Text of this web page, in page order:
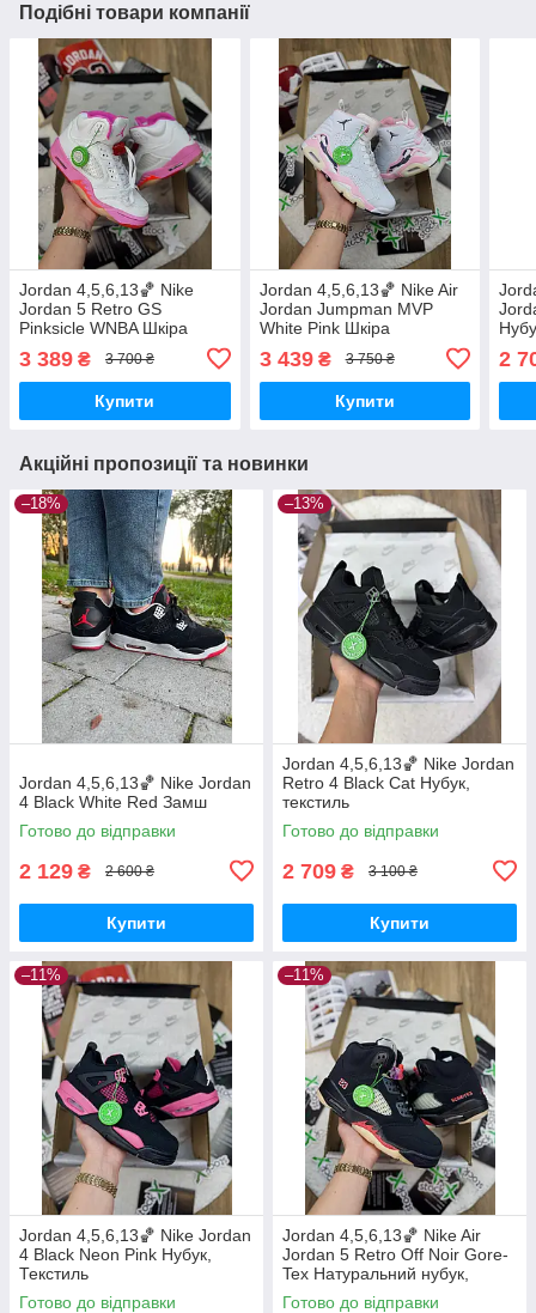
Подібні товари компанії
Jordan 4,5,6,13🏀 Nike
Jordan 5 Retro GS
Pinksicle WNBA Шкіра
3 389 ₴ 3 700 ₴
Купити
Jordan 4,5,6,13🏀 Nike Air
Jordan Jumpman MVP
White Pink Шкіра
3 439₴ 3 750 ₴
Купити
2
Акційні пропозиції та новинки
–18%
Jordan 4,5,6,13🏀 Nike Jordan
4 Black White Red Замш
Готово до відправки
2 129 ₴ 2 600 ₴
Купити
–13%
Jordan 4,5,6,13🏀 Nike Jordan
Retro 4 Black Cat Нубук,
текстиль
Готово до відправки
2 709 ₴ 3 100 ₴
Купити
–11%
Jordan 4,5,6,13🏀 Nike Jordan
4 Black Neon Pink Нубук,
Текстиль
Готово до відправки
–11%
Jordan 4,5,6,13🏀 Nike Air
Jordan 5 Retro Off Noir Gore-
Tex Натуральний нубук,
текстиль
Готово до відправки